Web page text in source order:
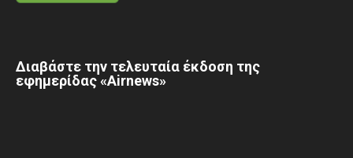
Διαβάστε την τελευταία έκδοση της
εφημερίδας «Airnews»